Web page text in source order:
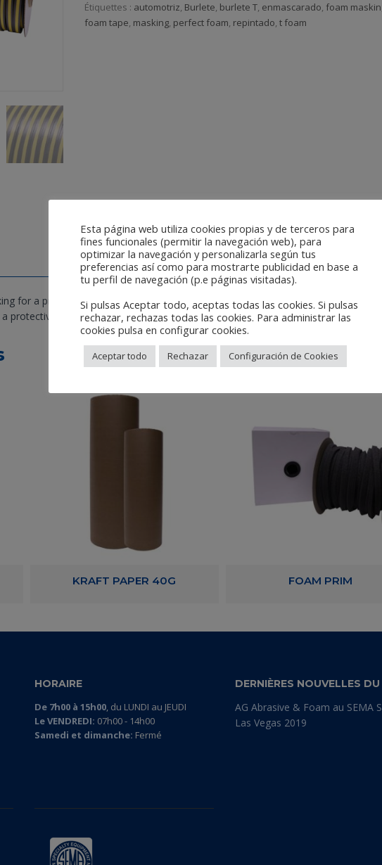
Étiquettes : automotriz, Burlete, burlete T, enmascarado, foam
foam tape, masking, perfect foam, repintado,t foam
for a professional result. The “T” shape achieves a perfect placement and avoid
protective role
KRAFT PAPER 40G FOAM PRIM
HORAIRE
De 7h00 à 15h00, du LUNDI au JEUDI
Le VENDREDI: 07h00 - 14h00
Samedi et dimanche: Fermé
DERNIÈRES NOUVELLES
AG Abrasive & Foam au SEMA
Las Vegas 2019
Esta página web utiliza cookies propias y de terceros para
fines funcionales (permitir la navegación web), para
optimizar la navegación y personalizarla según tus
preferencias así como para mostrarte publicidad en base a
tu perfil de navegación (p.e páginas visitadas).
Si pulsas Aceptar todo, aceptas todas las cookies. Si pulsas
rechazar, rechazas todas las cookies. Para administrar las
cookies pulsa en configurar cookies.
Aceptar todo Rechazar Configuración de Cookies